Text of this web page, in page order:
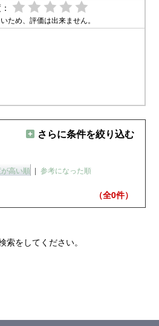
ため、評価は出来ません。
さらに条件を絞り込む
高い順 | 参考になった順
（全0件）
をしてください。